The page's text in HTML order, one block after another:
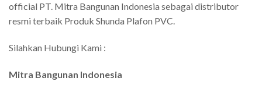
official PT. Mitra Bangunan Indonesia sebagai distributor
resmi terbaik Produk Shunda Plafon PVC.
Silahkan Hubungi Kami :
Mitra Bangunan Indonesia